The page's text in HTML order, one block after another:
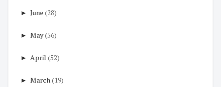
► June (28)
► May(56)
► April (52)
► March(19)